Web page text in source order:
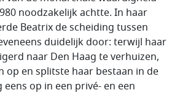
noodzakelijk achtte. In haar
Beatrix de scheiding tussen
duidelijk door: terwijl haar
naar Den Haag te verhuizen,
op en splitste haar bestaan in de
op in een privé- en een